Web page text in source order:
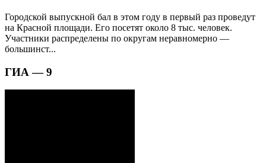
Городской выпускной бал в этом году в первый раз проведут
на Красной площади. Его посетят около 8 тыс. человек.
Участники распределены по округам неравномерно —
большинст...
ГИА — 9